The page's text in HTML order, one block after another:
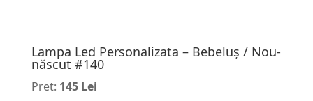
Lampa Led Personalizata – Bebeluș / Nou-
născut #140
Pret: 145 Lei